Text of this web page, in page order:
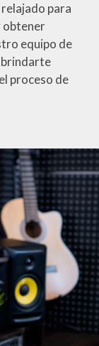
para
obtener
equipo de
brindarte
proceso de